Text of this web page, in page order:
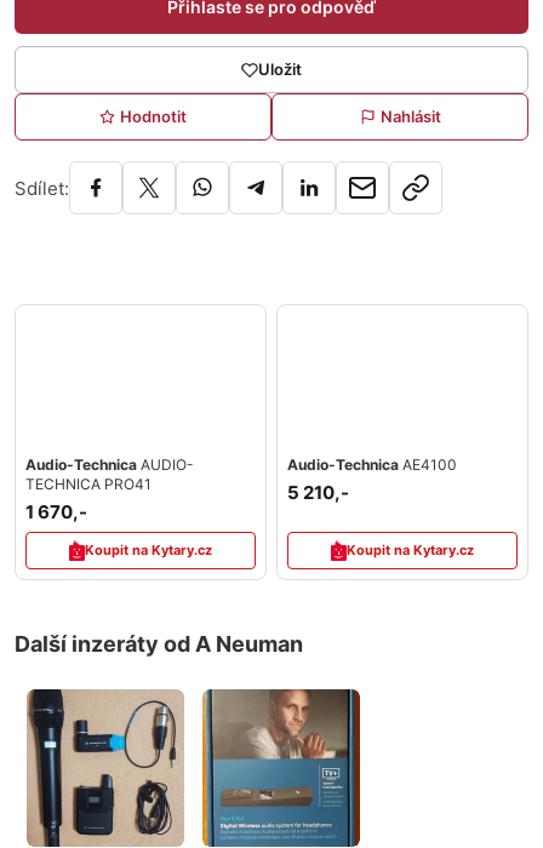
Přihlaste se pro odpověď
Uložit
Hodnotit Nahlásit
Sdílet:
Audio-Technica AUDIO-
TECHNICA PRO41
1 670,-
Koupit na Kytary.cz
Audio-Technica AE4100
5 210,-
Koupit na Kytary.cz
Další inzeráty od A Neuman